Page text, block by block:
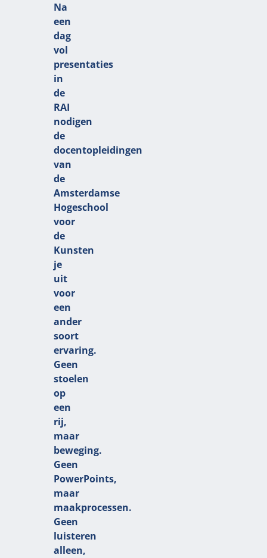
Na
een
dag
vol
presentaties
in
de
RAI
nodigen
de
docentopleidingen
van
de
Amsterdamse
Hogeschool
voor
de
Kunsten
je
uit
voor
een
ander
soort
ervaring.
Geen
stoelen
op
een
rij,
maar
beweging.
Geen
PowerPoints,
maar
maakprocessen.
Geen
luisteren
alleen,